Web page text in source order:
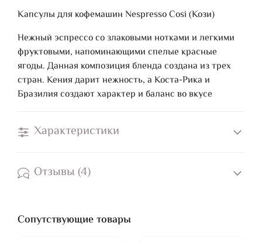
Капсулы для кофемашин Nespresso Cosi (Кози)
Нежный эспрессо со злаковыми нотками и легкими
фруктовыми, напоминающими спелые красные
ягоды. Данная композиция бленда создана из трех
стран. Кения дарит нежность, а Коста-Рика и
Бразилия создают характер и баланс во вкусе
Характеристики
Отзывы (4)
Сопутствующие товары